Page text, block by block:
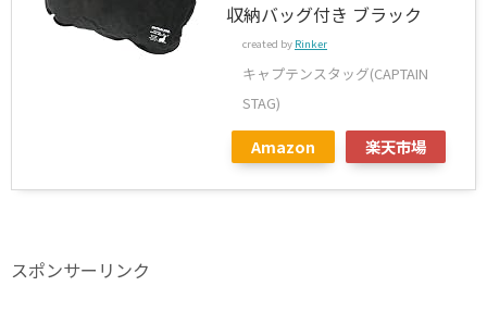
収納バッグ付き ブラック
created by Rinker
キャプテンスタッグ(CAPTAIN
STAG)
Amazon 楽天市場
スポンサーリンク